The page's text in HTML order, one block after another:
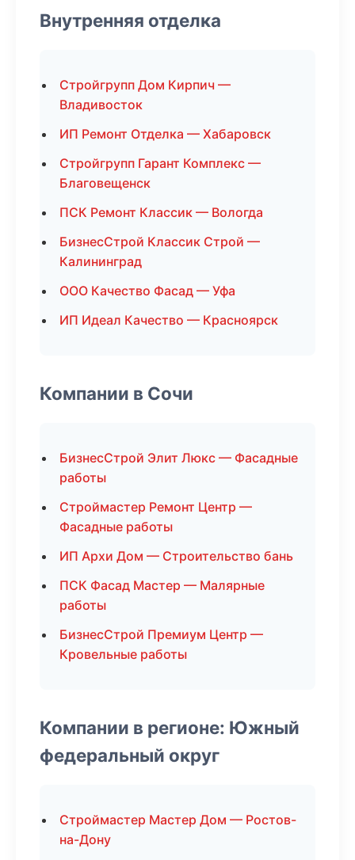
Внутренняя отделка
Стройгрупп Дом Кирпич —
Владивосток
ИП Ремонт Отделка — Хабаровск
Стройгрупп Гарант Комплекс —
Благовещенск
ПСК Ремонт Классик — Вологда
БизнесСтрой Классик Строй —
Калининград
ООО Качество Фасад — Уфа
ИП Идеал Качество — Красноярск
Компании в Сочи
БизнесСтрой Элит Люкс — Фасадные
работы
Строймастер Ремонт Центр —
Фасадные работы
ИП Архи Дом — Строительство бань
ПСК Фасад Мастер — Малярные
работы
БизнесСтрой Премиум Центр —
Кровельные работы
Компании в регионе: Южный
федеральный округ
Строймастер Мастер Дом — Ростов-
на-Дону